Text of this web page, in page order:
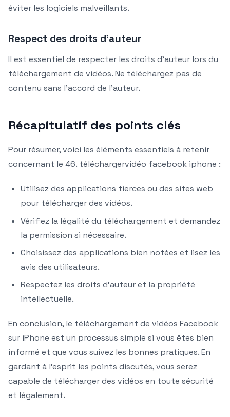
éviter les logiciels malveillants.
Respect des droits d’auteur
Il est essentiel de respecter les droits d’auteur lors du
téléchargement de vidéos. Ne téléchargez pas de
contenu sans l’accord de l’auteur.
Récapitulatif des points clés
Pour résumer, voici les éléments essentiels à retenir
concernant le 46. téléchargervidéo facebook iphone :
Utilisez des applications tierces ou des sites web
pour télécharger des vidéos.
Vérifiez la légalité du téléchargement et demandez
la permission si nécessaire.
Choisissez des applications bien notées et lisez les
avis des utilisateurs.
Respectez les droits d’auteur et la propriété
intellectuelle.
En conclusion, le téléchargement de vidéos Facebook
sur iPhone est un processus simple si vous êtes bien
informé et que vous suivez les bonnes pratiques. En
gardant à l’esprit les points discutés, vous serez
capable de télécharger des vidéos en toute sécurité
et légalement.